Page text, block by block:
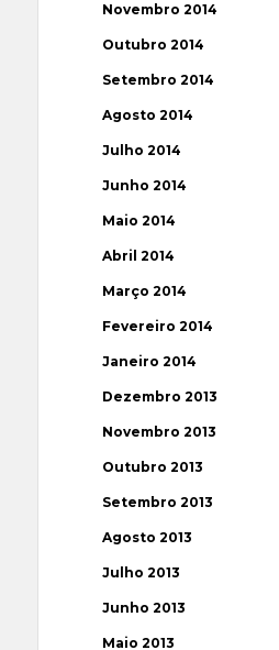
Novembro 2014
Outubro 2014
Setembro 2014
Agosto 2014
Julho 2014
Junho 2014
Maio 2014
Abril 2014
Março 2014
Fevereiro 2014
Janeiro 2014
Dezembro 2013
Novembro 2013
Outubro 2013
Setembro 2013
Agosto 2013
Julho 2013
Junho 2013
Maio 2013